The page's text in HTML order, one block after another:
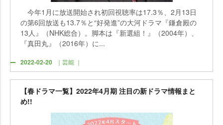
今年1月に放送開始され初回視聴率は17.3％、2月13日
の第6回放送も13.7％と“好発進”の大河ドラマ『鎌倉殿の
13人』（NHK総合）。脚本は『新選組！』（2004年）、
『真田丸』（2016年）に...
2022-02-20 ｜芸能 ｜
【春ドラマ一覧】2022年4月期 注目の新ドラマ情報まと
め!!